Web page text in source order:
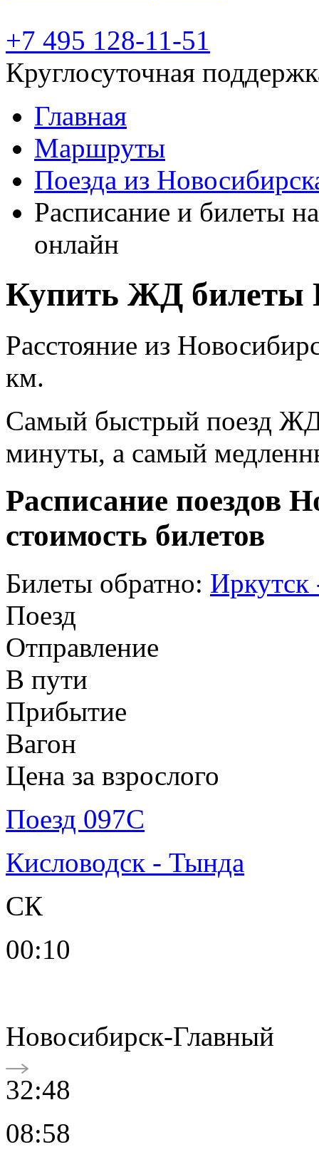
+7 495 128-11-51
Круглосуточная
Главная
Маршруты
Поезда из
Расписание и билеты
онлайн
Купить ЖД билеты
Расстояние из
км.
Самый быстрый поезд ЖД
минуты, а самый
Расписание поездов
стоимость билетов
Билеты обратно: Иркутск
Поезд
Отправление
В пути
Прибытие
Вагон
Цена за взрослого
Поезд 097С
Кисловодск - Тында
СК
00:10
Новосибирск-Главный
32:48
08:58